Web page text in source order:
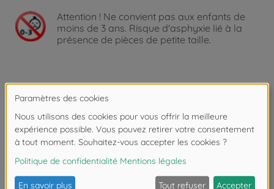
Attention ! Ne convient pas aux enfants de
moins de 3 ans. Risque d'asphyxie lié à la
présence de pièces de petite taille.
Téléchargements
Les avis (1)